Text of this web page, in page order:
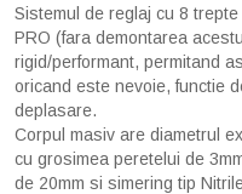
Sistemul de reglaj cu 8
PRO (fara demontarea
rigid/performant, permitand
oricand este nevoie, functie
deplasare.
Corpul masiv are diametrul
cu grosimea peretelui de
de 20mm si simering tip